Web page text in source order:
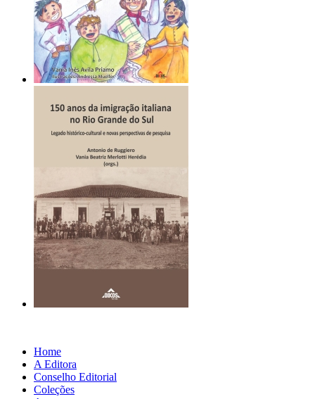
Home
A Editora
Conselho Editorial
Coleções